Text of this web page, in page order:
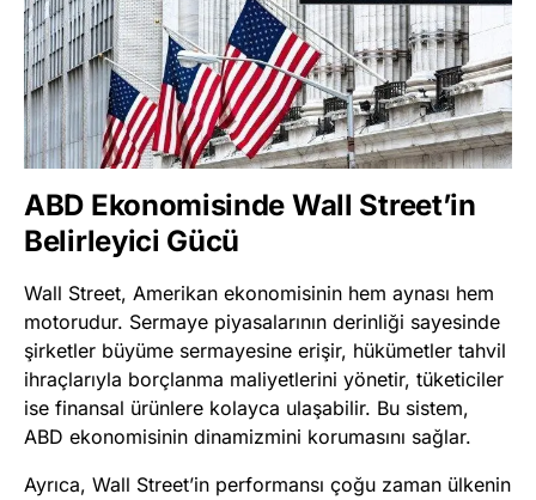
ABD Ekonomisinde Wall Street’in
Belirleyici Gücü
Wall Street, Amerikan ekonomisinin hem aynası hem
motorudur. Sermaye piyasalarının derinliği sayesinde
şirketler büyüme sermayesine erişir, hükümetler tahvil
ihraçlarıyla borçlanma maliyetlerini yönetir, tüketiciler
ise finansal ürünlere kolayca ulaşabilir. Bu sistem,
ABD ekonomisinin dinamizmini korumasını sağlar.
Ayrıca, Wall Street’in performansı çoğu zaman ülkenin